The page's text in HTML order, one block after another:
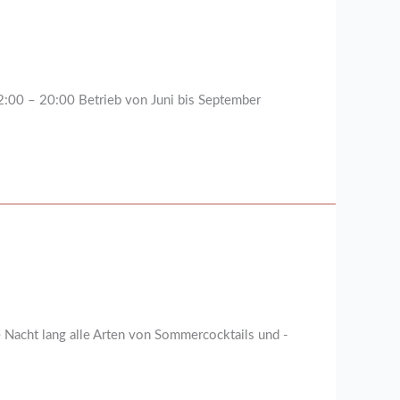
– 20:00 Betrieb von Juni bis September
Nacht lang alle Arten von Sommercocktails und -